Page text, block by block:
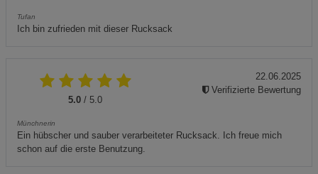
Tufan
Ich bin zufrieden mit dieser Rucksack
5.0 / 5.0
Münchnerin
Ein hübscher und sauber verarbeiteter Rucksack. Ich freue mich
schon auf die erste Benutzung.
22.06.2025
Verifizierte Bewertung